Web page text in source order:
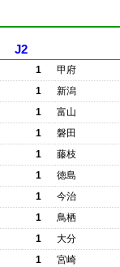
J2
1
甲府
1
新潟
1
富山
1
磐田
1
藤枝
1
徳島
1
今治
1
鳥栖
1
大分
1 宮崎